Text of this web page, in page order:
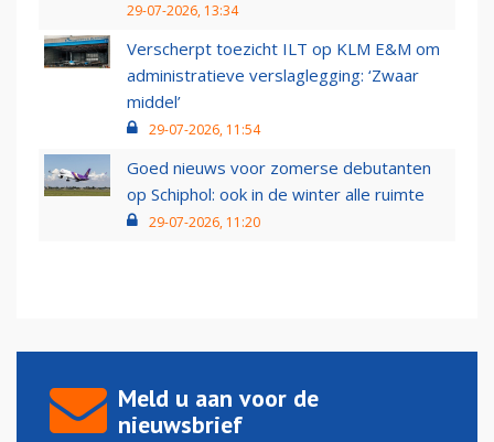
29-07-2026, 13:34
Verscherpt toezicht ILT op KLM E&M om
administratieve verslaglegging: ‘Zwaar
middel’
29-07-2026, 11:54
Goed nieuws voor zomerse debutanten
op Schiphol: ook in de winter alle ruimte
29-07-2026, 11:20
Meld u aan voor de
nieuwsbrief